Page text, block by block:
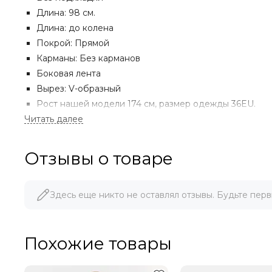
Длина: 98 см.
Длина: до колена
Покрой: Прямой
Карманы: Без карманов
Боковая лента
Вырез: V-образный
Рост нашей модели 174 см, размер одежды 36EU.
Материал
МЫ ДОРОЖИМ ПОКУПАТЕЛЯМИ!
Отзывы о товаре
Здесь еще никто не оставлял отзывы. Будьте
Похожие товары